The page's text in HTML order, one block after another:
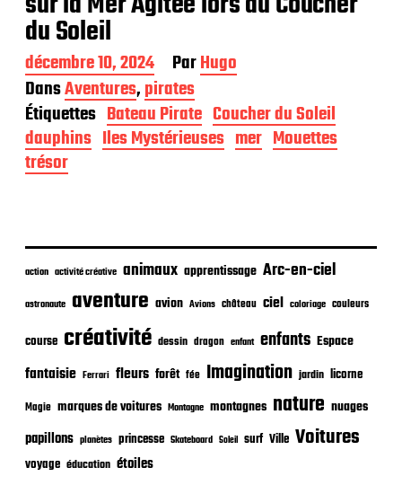
du Soleil
D
a
t
e
d
e
p
i
a
t
i
o
n
décembre 10, 2024 ParHugo
DansAventures,pirates
Étiquettes Bateau Pirate Coucher du Soleil
dauphins Iles Mystérieuses mer Mouettes
trésor
action activité créative animaux apprentissage Arc-en-ciel
astronaute aventure avion Avions château ciel coloriage couleurs
course créativité dessin dragon enfant enfants Espace
fantaisie Ferrari fleurs forêt fée Imagination jardin licorne
Magie marques de voitures Montagne montagnes nature nuages
papillons planètes princesse Skateboard Soleil surf Ville Voitures
voyage éducation étoiles